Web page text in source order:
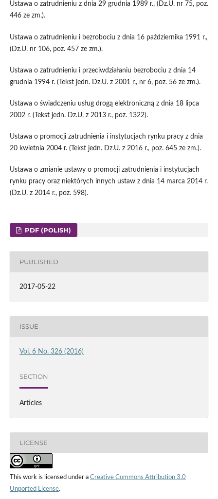
Ustawa o zatrudnieniu z dnia 29 grudnia 1989 r., (Dz.U. nr 75, poz.
446 ze zm.).
Ustawa o zatrudnieniu i bezrobociu z dnia 16 października 1991 r.,
(Dz.U. nr 106, poz. 457 ze zm.).
Ustawa o zatrudnieniu i przeciwdziałaniu bezrobociu z dnia 14
grudnia 1994 r. (Tekst jedn. Dz.U. z 2001 r., nr 6, poz. 56 ze zm.).
Ustawa o świadczeniu usług drogą elektroniczną z dnia 18 lipca
2002 r. (Tekst jedn. Dz.U. z 2013 r., poz. 1322).
Ustawa o promocji zatrudnienia i instytucjach rynku pracy z dnia
20 kwietnia 2004 r. (Tekst jedn. Dz.U. z 2016 r., poz. 645 ze zm.).
Ustawa o zmianie ustawy o promocji zatrudnienia i instytucjach
rynku pracy oraz niektórych innych ustaw z dnia 14 marca 2014 r.
(Dz.U. z 2014 r., poz. 598).
PDF (POLISH)
PUBLISHED
2017-05-22
ISSUE
Vol. 6 No. 326 (2016)
SECTION
Articles
LICENSE
This work is licensed under a Creative Commons Attribution 3.0
Unported License.